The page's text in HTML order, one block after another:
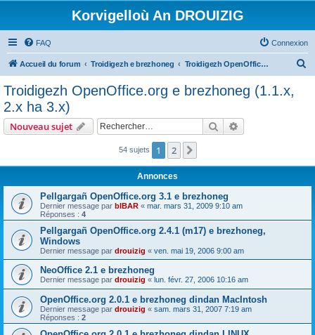
Korvigelloù An DROUIZIG
FAQ Connexion
Accueil du forum Troidigezh e brezhoneg Troidigezh OpenOffice.org e brezhoneg (1.1.x, 2.x ha 3.x)
c
Troidigezh OpenOffice.org e brezhoneg (1.1.x,
2.x ha 3.x)
Nouveau sujet Rechercher
54 sujets 1 2
Annonces
Pellgargañ OpenOffice.org 3.1 e brezhoneg
Dernier message par bIBAR « mar. mars 31, 2009 9:10 am
Réponses : 4
Pellgargañ OpenOffice.org 2.4.1 (m17) e brezhoneg,
Windows
Dernier message par drouizig « ven. mai 19, 2006 9:00 am
NeoOffice 2.1 e brezhoneg
Dernier message par drouizig « lun. févr. 27, 2006 10:16 am
OpenOffice.org 2.0.1 e brezhoneg dindan MacIntosh
Dernier message par drouizig « sam. mars 31, 2007 7:19 am
Réponses : 2